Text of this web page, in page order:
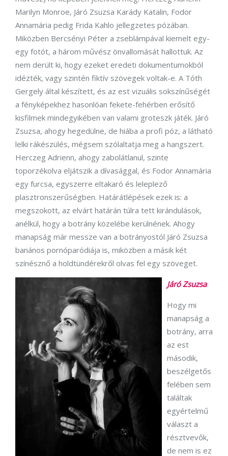
Marilyn Monroe, Járó Zsuzsa Karády Katalin, Fodor
Annamária pedig Frida Kahlo jellegzetes pózában.
Miközben Bercsényi Péter a zseblámpával kiemelt egy-
egy fotót, a három művész önvallomását hallottuk. Az
nem derült ki, hogy ezeket eredeti dokumentumokból
idézték, vagy szintén fiktív szövegek voltak-e. A Tóth
Gergely által készített, és az est vizuális sokszínűségét
a fényképekhez hasonlóan fekete-fehérben erősítő
kisfilmek mindegyikében van valami groteszk játék. Járó
Zsuzsa, ahogy hegedülne, de hiába a profi póz, a látható
lelki rákészülés, mégsem szólaltatja meg a hangszert.
Herczeg Adrienn, ahogy zabolátlanul, szinte
toporzékolva eljátszik a dívasággal, és Fodor Annamária
egy furcsa, egyszerre eltakaró és leleplező
plasztronszerűségben. Határátlépések ezek is: a
megszokott, az elvárt határán túlra tett kirándulások,
anélkül, hogy a botrány közelébe kerülnének. Ahogy
manapság már messze van a botrányostól Járó Zsuzsa
banános pornóparódiája is, miközben a másik két
színésznő a holdtündérekről olvas fel egy szöveget.
Járó Zsuzsa
Hogy mi
manapság a
botrány, arra
az est
második,
beszélgetős
felében sem
találtak
egyértelmű
választ a
résztvevők,
de nem is ez